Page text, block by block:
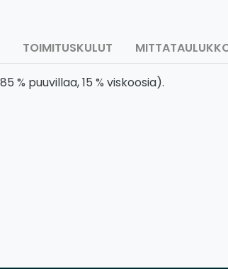
TOIMITUSKULUT
% puuvillaa, 15 % viskoosia).